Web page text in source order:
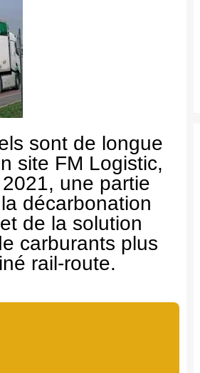
sont de longue
site FM Logistic,
une partie
décarbonation
de la solution
carburants plus
rail-route.